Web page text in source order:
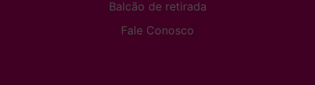
Balcão de retirada
Fale Conosco